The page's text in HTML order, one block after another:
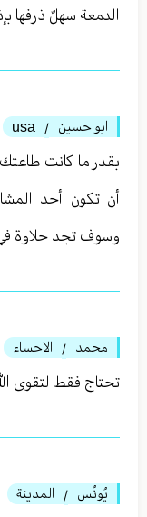
الدمعة سهلٌ ذرفها
ابو حسين /
usa
بقدر ما كانت
أن تكون أحد
وسوف تجد حلاوة
محمد / الاحساء
تحتاج فقط لتقوى
يُونُس / المدينة